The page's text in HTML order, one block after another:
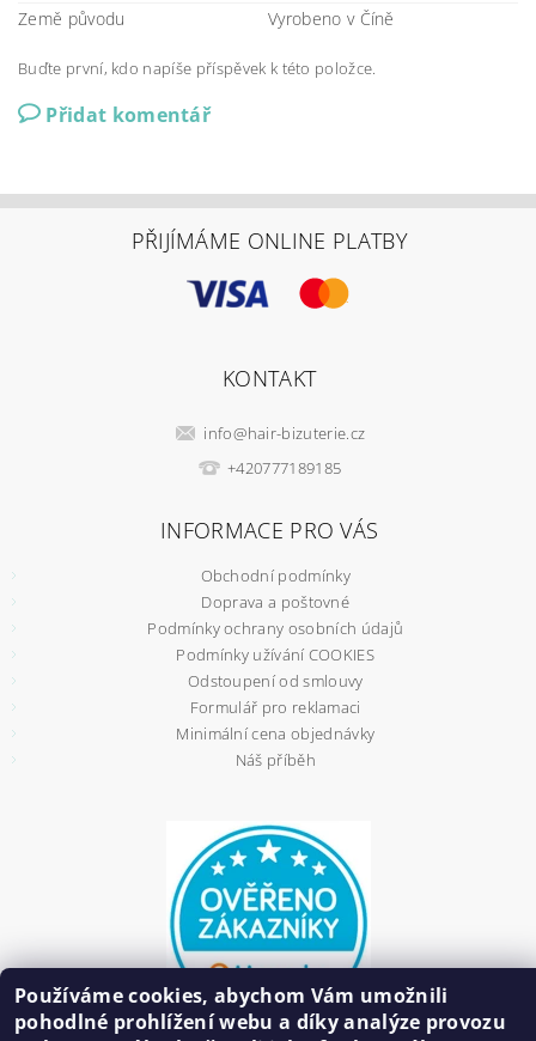
Země původu
Vyrobeno v Číně
Buďte první, kdo napíše příspěvek k této položce.
Přidat komentář
PŘIJÍMÁME ONLINE PLATBY
KONTAKT
info@hair-bizuterie.cz
+420777189185
INFORMACE PRO VÁS
Obchodní podmínky
Doprava a poštovné
Podmínky ochrany osobních údajů
Podmínky užívání COOKIES
Odstoupení od smlouvy
Formulář pro reklamaci
Minimální cena objednávky
Náš příběh
Používáme cookies, abychom Vám umožnili
pohodlné prohlížení webu a díky analýze provozu